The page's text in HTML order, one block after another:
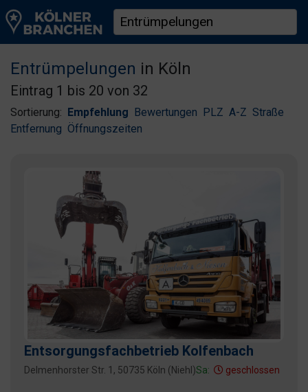
Entrümpelungen in Köln
Eintrag 1 bis 20 von 32
Sortierung: Empfehlung Bewertungen PLZ A-Z Straße
Entfernung Öffnungszeiten
Entsorgungsfachbetrieb Kolfenbach
Delmenhorster Str. 1, 50735 Köln (Niehl)Sa: geschlossen